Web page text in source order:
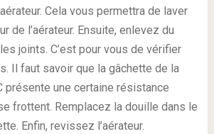
Cela vous permettra de laver
de l’aérateur. Ensuite, enlevez du
joints. C’est pour vous de vérifier
Il faut savoir que la gâchette de la
présente une certaine résistance
frottent. Remplacez la douille dans le
Enfin, revissez l’aérateur.